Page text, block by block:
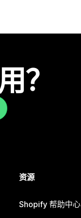
？
资源
Shopify 帮助中心